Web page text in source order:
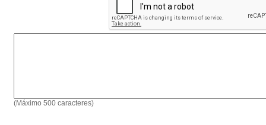
(Máximo 500 caracteres)